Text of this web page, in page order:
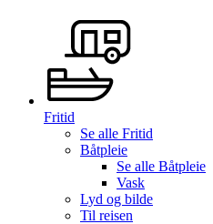
Fritid
Se alle Fritid
Båtpleie
Se alle Båtpleie
Vask
Lyd og bilde
Til reisen